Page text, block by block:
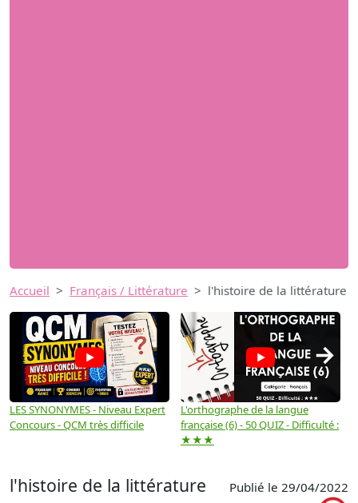
Accueil Français / Littérature l'histoire de la littérature
LES SYNONYMES - Niveau Expert
Concours - QCM très difficile
L'orthographe de la langue
française (6) - 50 QUIZ - Difficulté :
★★★
→
l'histoire de la littérature Publié le 29/04/2022